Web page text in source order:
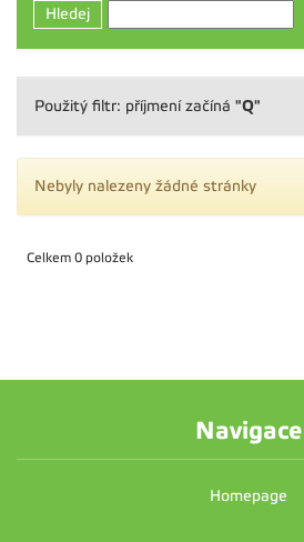
Hledej
Použitý filtr: příjmení začíná "Q"
Nebyly nalezeny žádné stránky
Celkem 0 položek
Navigace
Homepage